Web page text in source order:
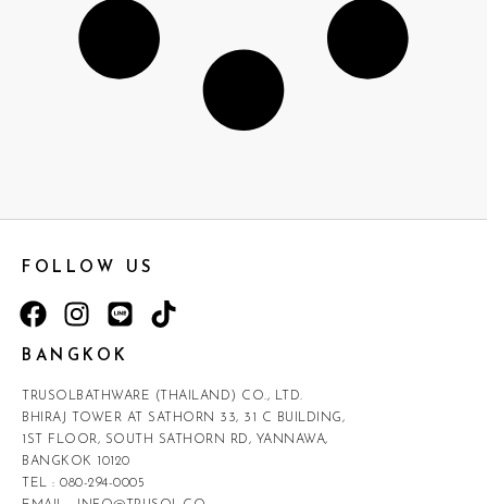
FOLLOW US
BANGKOK
TRUSOLBATHWARE (THAILAND) CO., LTD.
BHIRAJ TOWER AT SATHORN 33, 31 C BUILDING,
1ST FLOOR, SOUTH SATHORN RD, YANNAWA,
BANGKOK 10120
TEL : 080-294-0005